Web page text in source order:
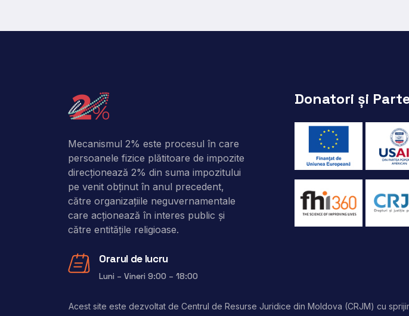
Mecanismul 2% este procesul în care
persoanele fizice plătitoare de impozite
direcţionează 2% din suma impozitului
pe venit obţinut în anul precedent,
către organizaţiile neguvernamentale
care acţionează în interes public şi
către entitățile religioase.
Orarul de lucru
Luni – Vineri 9:00 – 18:00
Donatori și
Acest site este dezvoltat de Centrul de Resurse Juridice din Moldova (CRJM) cu